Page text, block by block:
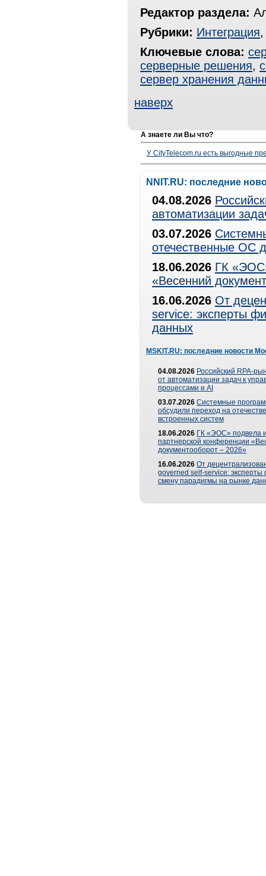
Редактор раздела:
Рубрики: Интеграция
Ключевые слова:
серверные решения,
сервер хранения
наверх
А знаете ли Вы что?
У CityTelecom.ru есть выгодные
NNIT.RU: последние
04.08.2026
автоматизации
03.07.2026
отечественные ОС
18.06.2026 ГК
«Весенний
16.06.2026 От
service: эксперты
данных
MSKIT.RU: последние новости
04.08.2026 Российский RPA-
от автоматизации задач к
процессами и AI
03.07.2026 Системные
обсудили переход на
встроенных систем
18.06.2026 ГК «ЭОС» подвела
партнерской конференции
документооборот – 2026»
16.06.2026 От
governed self-service: эксперты
смену парадигмы на рынке